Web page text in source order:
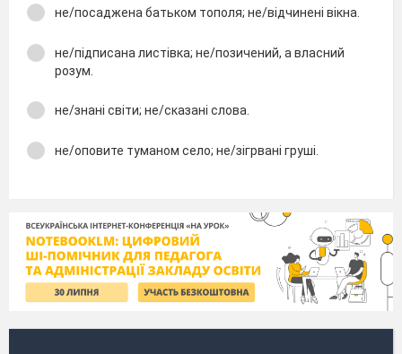
не/посаджена батьком тополя; не/відчинені вікна.
не/підписана листівка; не/позичений, а власний
розум.
не/знані світи; не/сказані слова.
не/оповите туманом село; не/зігрвані груші.